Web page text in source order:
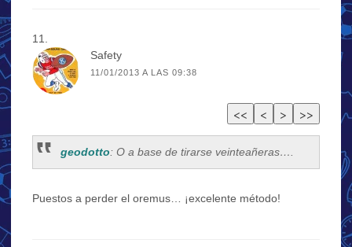
Safety
11/01/2013 A LAS 09:38
geodotto: O a base de tirarse veinteañeras….
Puestos a perder el oremus… ¡excelente método!